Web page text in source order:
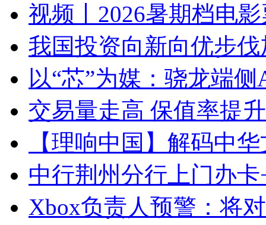
视频丨2026暑期档电
我国投资向新向优步
以“芯”为媒：骁龙端
交易量走高 保值率提
【理响中国】解码中
中行荆州分行上门办
Xbox负责人预警：将